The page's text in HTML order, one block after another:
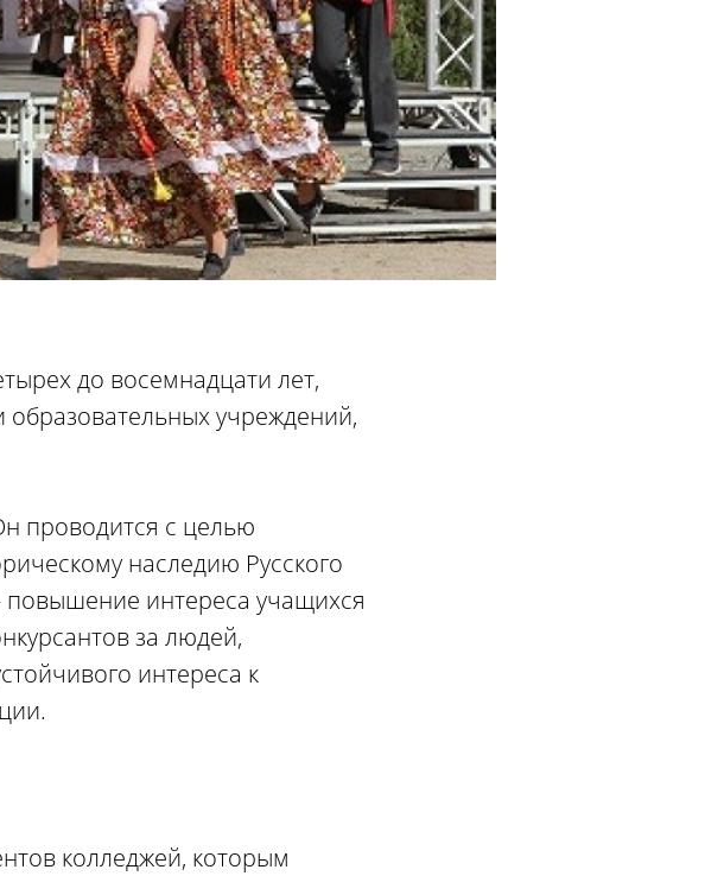
до восемнадцати лет,
образовательных учреждений,
проводится с целью
наследию Русского
повышение интереса учащихся
за людей,
интереса к
колледжей, которым